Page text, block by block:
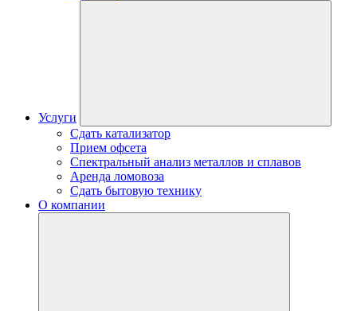
Услуги
Сдать катализатор
Прием офсета
Спектральный анализ металлов и сплавов
Аренда ломовоза
Сдать бытовую технику
О компании